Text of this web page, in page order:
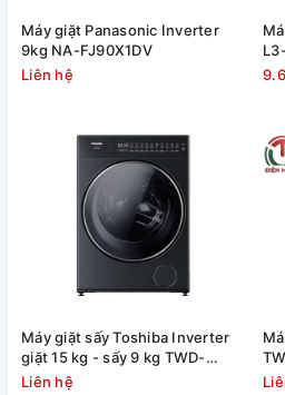
Máy giặt Panasonic Inverter
9kg NA-FJ90X1DV
Liên hệ
Máy giặt sấy Toshiba Inverter
giặt 15 kg - sấy 9 kg TWD-
T35BP160MWV(MG)
Liên hệ